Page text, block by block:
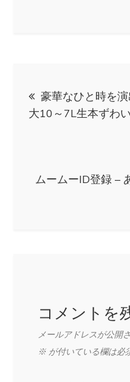
稿
ビ
ン
豪華なひと時を
大10～7L生本ずわ
ムームーID登録 –
コメントを
メールアドレスが公開
※ が付いている欄は必